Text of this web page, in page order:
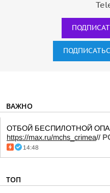
ВАЖНО
ОТБОЙ БЕСПИЛОТНОЙ
https://max.ru/mchs_crimea//
14:48
ТОП